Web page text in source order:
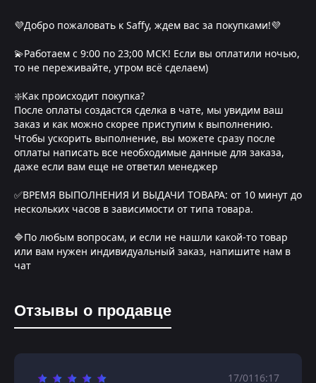
💜Добро пожаловать к Saffy, ждем вас за покупками!💜
💫Работаем с 9:00 по 23;00 МСК! Если вы оплатили ночью,
то не переживайте, утром всё сделаем)
❇️Как происходит покупка?
После оплаты создастся сделка в чате, мы увидим ваш
заказ и как можно скорее приступим к выполнению.
Чтобы ускорить выполнение, вы можете сразу после
оплаты написать все необходимые данные для заказа,
даже если вам еще не ответил менеджер
✅ВРЕМЯ ВЫПОЛНЕНИЯ И ВЫДАЧИ ТОВАРА: от 10 минут до
нескольких часов в зависимости от типа товара.
🔷По любым вопросам, и если не нашли какой-то товар
или вам нужен индивидуальный заказ, напишите нам в
чат
Отзывы о продавце
17/01 16:17